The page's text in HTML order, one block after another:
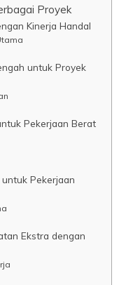
Proyek
Kinerja Handal
untuk Proyek
Pekerjaan Berat
Pekerjaan
Ekstra dengan